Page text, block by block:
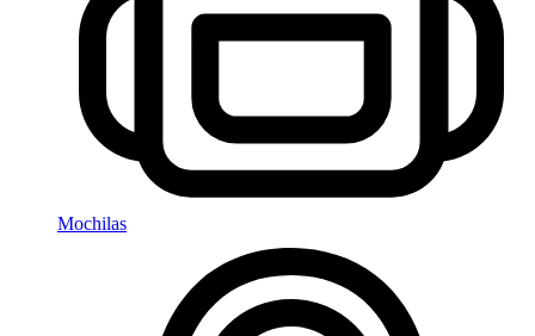
Mochilas